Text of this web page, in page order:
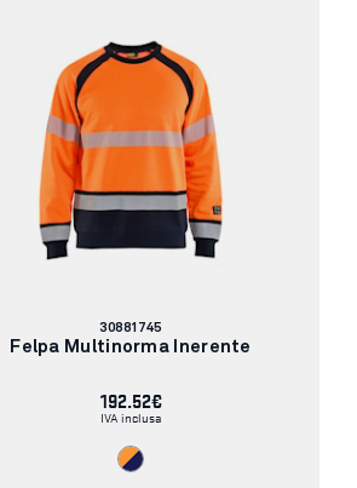
Codice
articolo:
30881745
Felpa Multinorma Inerente
192.52€
IVA inclusa